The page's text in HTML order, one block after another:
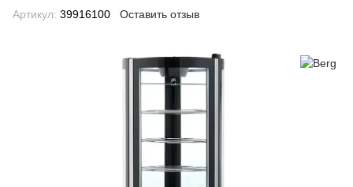
Артикул: 39916100 Оставить отзыв